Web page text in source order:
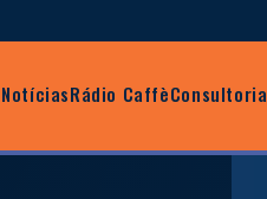
NotíciasRádio CaffèConsultoria